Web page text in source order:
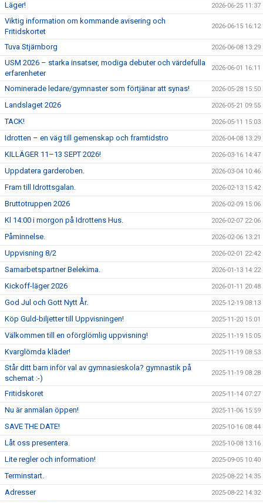
Läger! 2026-06-25 11:37
Viktig information om kommande avisering och
Fritidskortet
2026-06-15 16:12
Tuva Stjärnborg 2026-06-08 13:29
USM 2026 – starka insatser, modiga debuter och värdefulla
erfarenheter
2026-06-01 16:11
Nominerade ledare/gymnaster som förtjänar att synas! 2026-05-28 15:50
Landslaget 2026 2026-05-21 09:55
TACK! 2026-05-11 15:03
Idrotten – en väg till gemenskap och framtidstro 2026-04-08 13:29
KILLÄGER 11–13 SEPT 2026! 2026-03-16 14:47
Uppdatera garderoben. 2026-03-04 10:46
Fram till Idrottsgalan. 2026-02-13 15:42
Bruttotruppen 2026 2026-02-09 15:06
Kl 14:00 i morgon på Idrottens Hus. 2026-02-07 22:06
Påminnelse. 2026-02-06 13:21
Uppvisning 8/2 2026-02-01 22:42
Samarbetspartner Belekima. 2026-01-13 14:22
Kickoff-läger 2026 2026-01-11 20:48
God Jul och Gott Nytt År. 2025-12-19 08:13
Köp Guld-biljetter till Uppvisningen! 2025-11-20 15:01
Välkommen till en oförglömlig uppvisning! 2025-11-19 15:05
Kvarglömda kläder! 2025-11-19 08:53
Står ditt barn inför val av gymnasieskola? gymnastik på
schemat :-)
2025-11-19 08:28
Fritidskoret 2025-11-14 07:27
Nu är anmälan öppen! 2025-11-06 15:59
SAVE THE DATE! 2025-10-16 08:44
Låt oss presentera. 2025-10-08 13:16
Lite regler och information! 2025-09-05 10:40
Terminstart. 2025-08-22 14:35
Adresser 2025-08-22 14:32